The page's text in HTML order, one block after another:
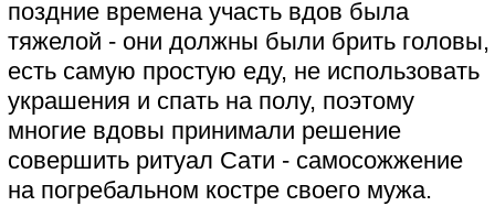
поздние времена участь вдов была
тяжелой - они должны были брить головы,
есть самую простую еду, не использовать
украшения и спать на полу, поэтому
многие вдовы принимали решение
совершить ритуал Сати - самосожжение
на погребальном костре своего мужа.